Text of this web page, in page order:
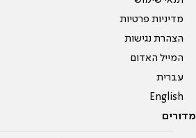
מדיניות פרטיות
הצהרת נגישות
המייל האדום
עברית
English
מדורים